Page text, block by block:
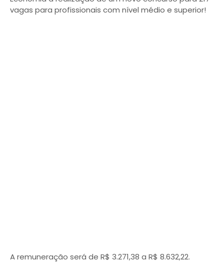
vagas para profissionais com nível médio e superior!
A remuneração será de R$ 3.271,38 a R$ 8.632,22.